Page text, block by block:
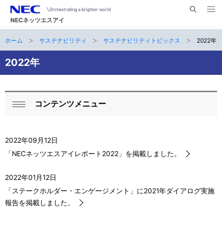
NECネッツエスアイ
ト
内
メ
を
ナ
ビ
ゲ
ー
ン
サ
イ
現
在
位
置
ホーム サステナビリティ サステナビリティトピックス 2022年
2022年
ロ
カ
ナ
ビ
る
コンテンツメニュー
2022年09月12日
「NECネッツエスアイレポート2022」を掲載しました。
2022年01月12日
「ステークホルダー・エンゲージメント」に2021年ダイアログ実施
報告を掲載しました。